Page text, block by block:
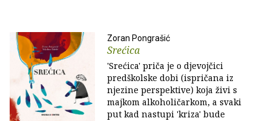
Zoran Pongrašić
Srećica
'Srećica' priča je o djevojčici
predškolske dobi (ispričana iz
njezine perspektive) koja živi s
majkom alkoholičarkom, a svaki
put kad nastupi 'kriza' bude